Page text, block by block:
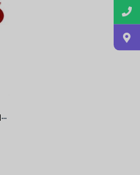
Fer a vapeur arrêt automatique